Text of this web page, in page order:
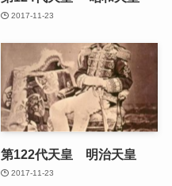
2017-11-23
第122代天皇 明治天皇
2017-11-23